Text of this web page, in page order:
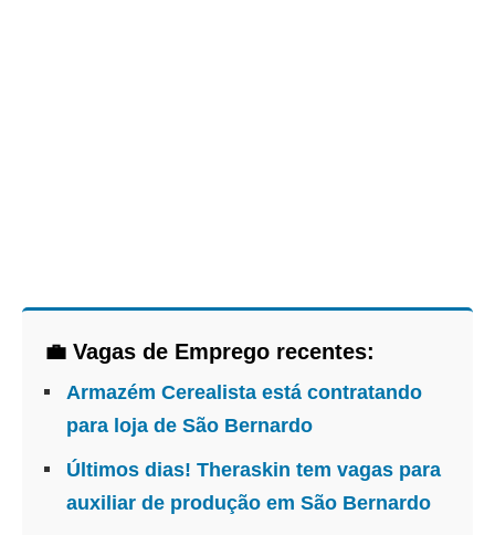
💼 Vagas de Emprego recentes:
Armazém Cerealista está contratando
para loja de São Bernardo
Últimos dias! Theraskin tem vagas para
auxiliar de produção em São Bernardo